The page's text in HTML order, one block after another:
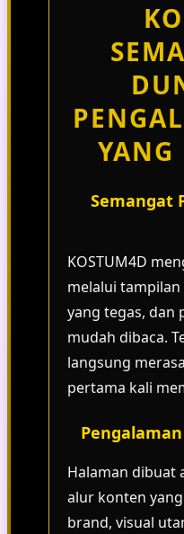
Semangat
KOSTUM4D
melalui
yang tegas, dan
mudah dibaca.
langsung
pertama kali
Halaman dibuat
alur konten
brand, visual